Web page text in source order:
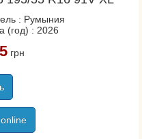
: Румыния
(год) : 2026
грн